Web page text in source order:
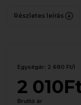
Részletes leírás
Egységár: 2 680 Ft/l
2
Bruttó ár